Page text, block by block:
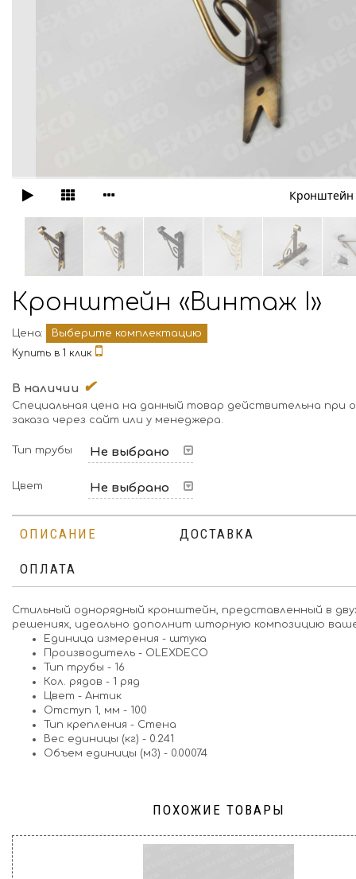
Кронштейн
Кронштейн «Винтаж I»
Цена:
Выберите комплектацию
Купить в 1 клик
В наличии ✔
Специальная цена на данный товар действительна при
заказа через сайт или у менеджера.
Тип трубы Не выбрано
Цвет Не выбрано
ОПИСАНИЕ ДОСТАВКА
ОПЛАТА
Стильный однорядный кронштейн, представленный в
решениях, идеально дополнит шторную композицию
Единица измерения - штука
Производитель - OLEXDECO
Тип трубы - 16
Кол. рядов - 1 ряд
Цвет - Антик
Отступ 1, мм - 100
Тип крепления - Стена
Вес единицы (кг) - 0.241
Объем единицы (м3) - 0.00074
ПОХОЖИЕ ТОВАРЫ